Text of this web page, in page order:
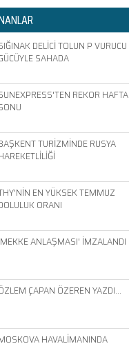
DELİCİ TOLUN P VURUCU
SAHADA
REKOR HAFTA
TURİZMİNDE RUSYA
EN YÜKSEK TEMMUZ
ORANI
ANLAŞMASI' İMZALANDI
ÇAPAN ÖZEREN YAZDI…
HAVALİMANINDA